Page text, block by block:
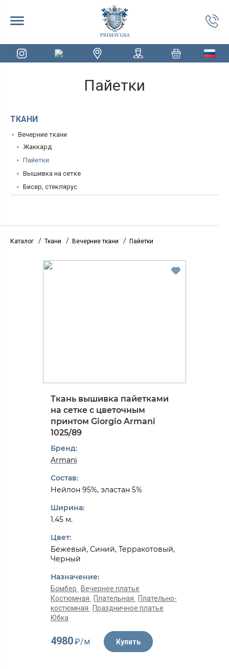
Пайетки
ТКАНИ
Вечерние ткани
Жаккард
Пайетки
Вышивка на сетке
Бисер, стеклярус
Каталог / Ткани / Вечерние ткани / Пайетки
Ткань вышивка пайетками
на сетке с цветочным
принтом Giorgio Armani
1025/89
Бренд:
Armani
Состав:
Нейлон 95%, эластан 5%
Ширина:
1.45 м.
Цвет:
Бежевый, Синий, Терракотовый,
Черный
Назначение:
Бомбер
Вечернее платье
Костюмная
Плательная
Плательно-
костюмная
Праздничное платье
Юбка
4980₽/м Купить